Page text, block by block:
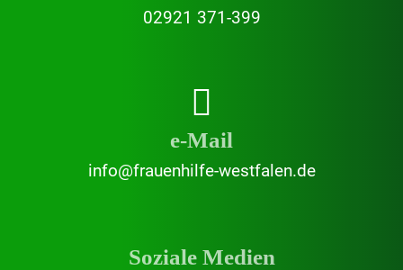
02921 371-399
e-Mail
info@frauenhilfe-westfalen.de
Soziale Medien